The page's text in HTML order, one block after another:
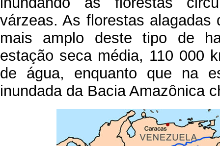
várzeas. As florestas alagadas
mais amplo deste tipo de
estação seca média, 110 000
de água, enquanto que na
inundada da Bacia Amazônica